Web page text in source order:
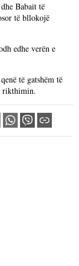
Babait të
të bllokojë
edhe verën e
të gatshëm të
rikthimin.